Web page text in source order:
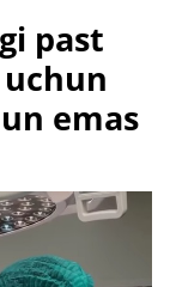
past
emas